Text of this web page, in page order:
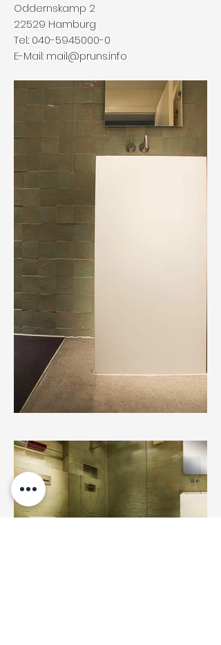
Oddernskamp 2
22529 Hamburg
Tel.: 040-5945000-0
E-Mail: mail@pruns.info